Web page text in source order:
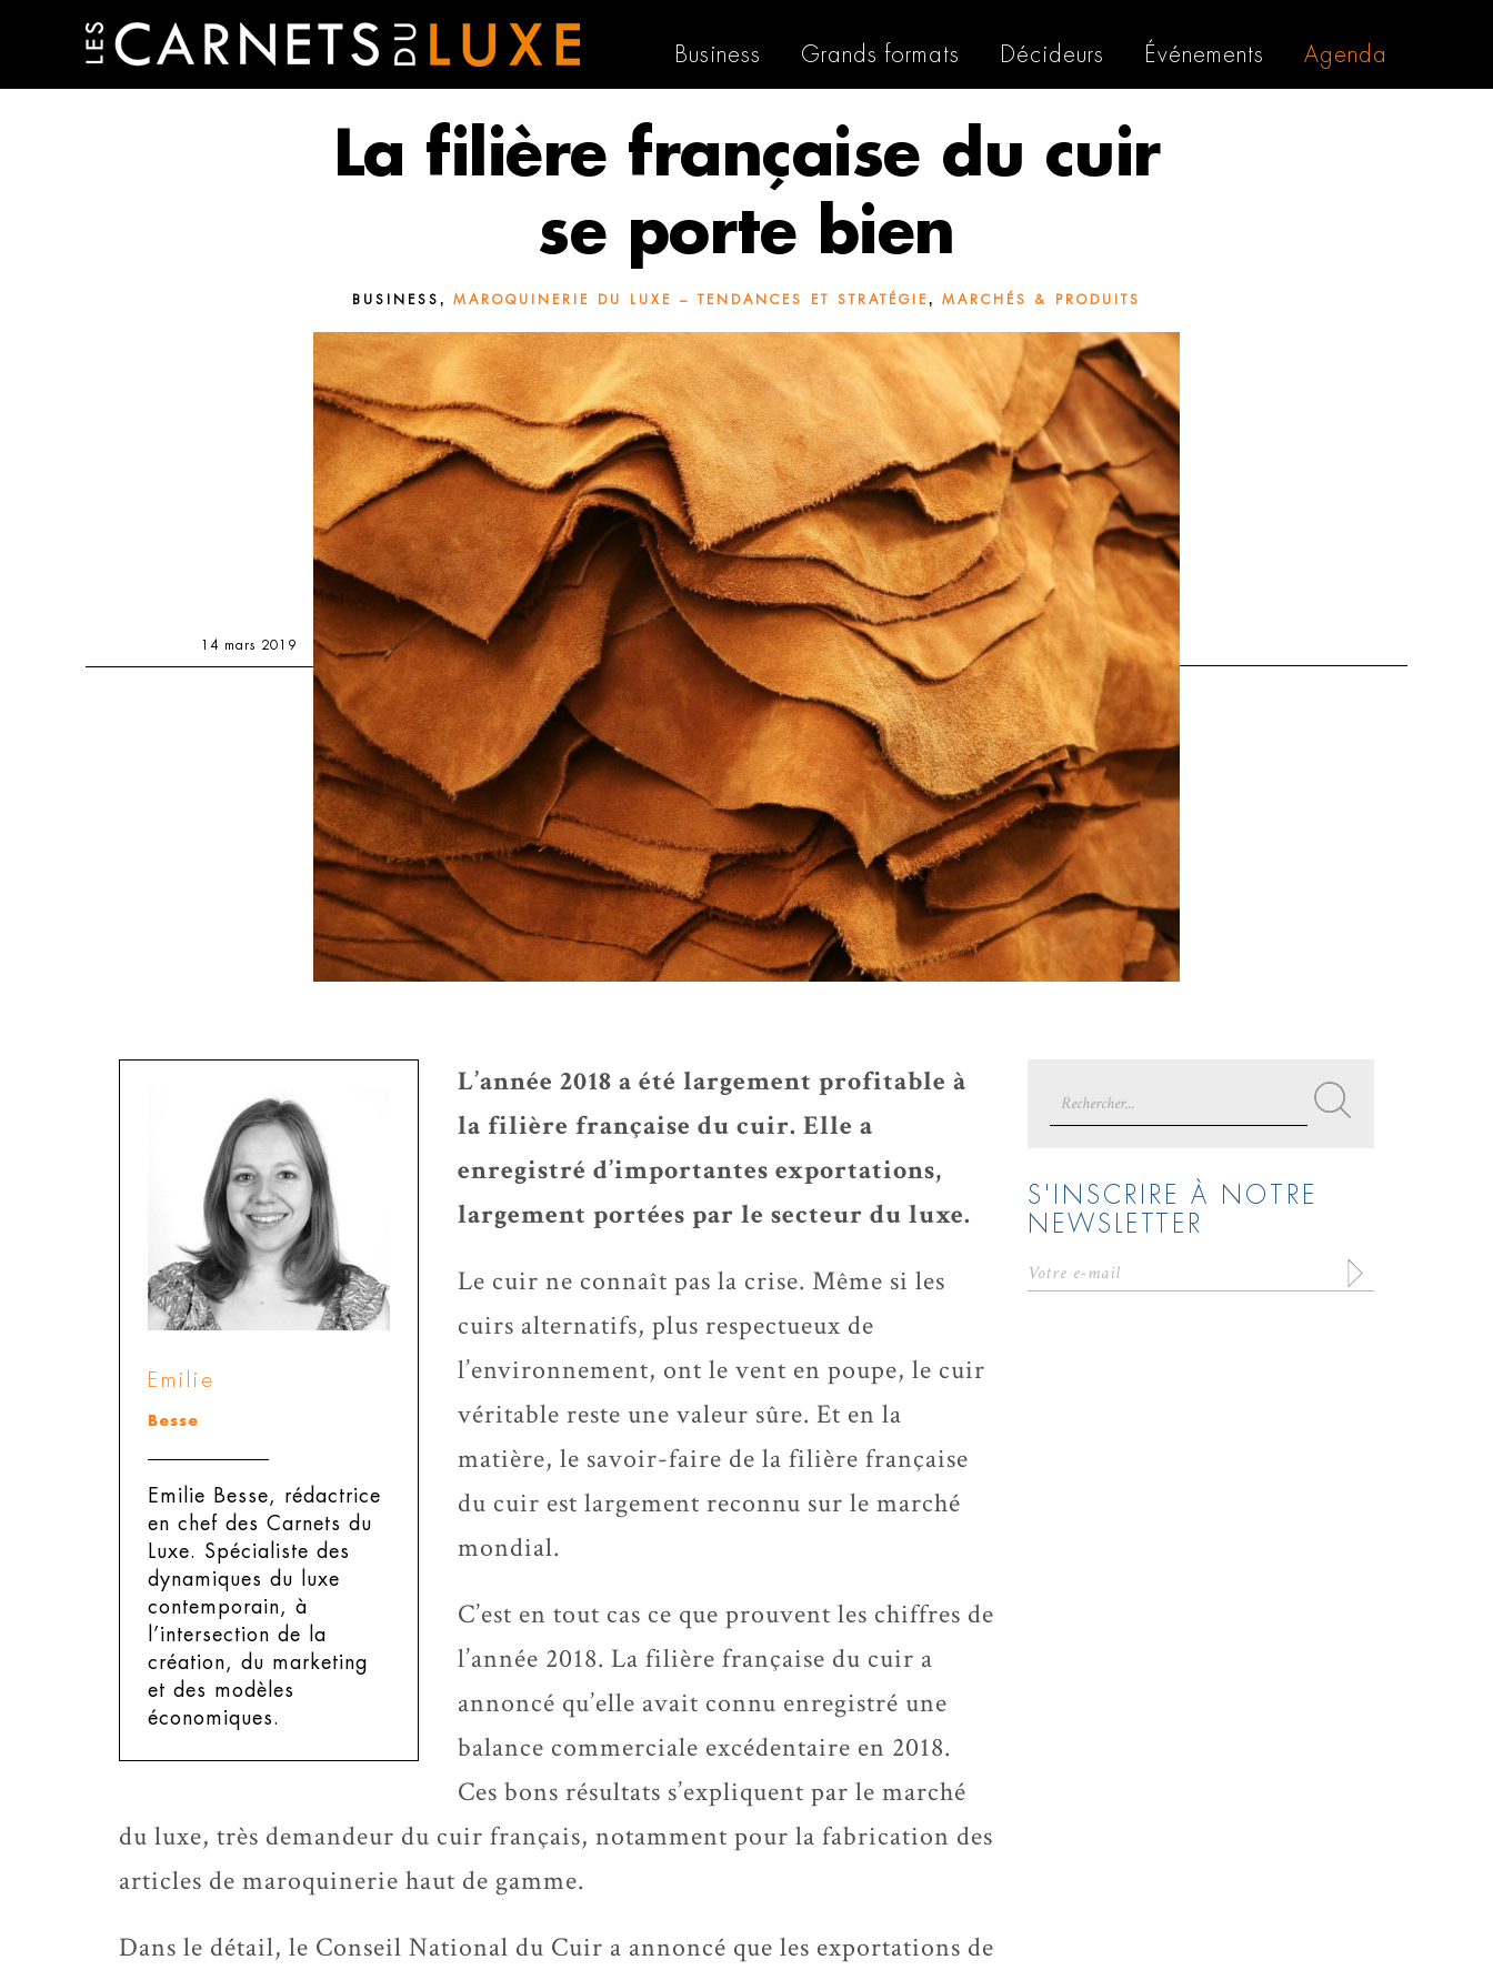
Business Grands formats Décideurs Événements Agenda
La filière française du cuir
se porte bien
BUSINESS , MAROQUINERIE DU LUXE – TENDANCES ET STRATÉGIE, MARCHÉS & PRODUITS
14 mars 2019
Emilie
Besse
Emilie Besse, rédactrice
en chef des Carnets du
Luxe.
Spécialiste des
dynamiques du luxe
contemporain, à
l’intersection de la
création, du marketing
et des modèles
économiques.
L’année 2018 a été largement profitable à
la filière française du cuir. Elle a
enregistré d’importantes exportations,
largement portées par le secteur du luxe.
Le cuir ne connaît pas la crise. Même si les
cuirs alternatifs, plus respectueux de
l’environnement, ont le vent en poupe, le cuir
véritable reste une valeur sûre. Et en la
matière, le savoir-faire de la filière française
du cuir est largement reconnu sur le marché
mondial.
C’est en tout cas ce que prouvent les chiffres de
l’année 2018. La filière française du cuir a
annoncé qu’elle avait connu enregistré une
balance commerciale excédentaire en 2018.
Ces bons résultats s’expliquent par le marché
du luxe, très demandeur du cuir français, notamment pour la fabrication des
articles de maroquinerie haut de gamme.
Dans le détail, le Conseil National du Cuir a annoncé que les exportations de
for:
S'INSCRIRE À NOTRE
NEWSLETTER